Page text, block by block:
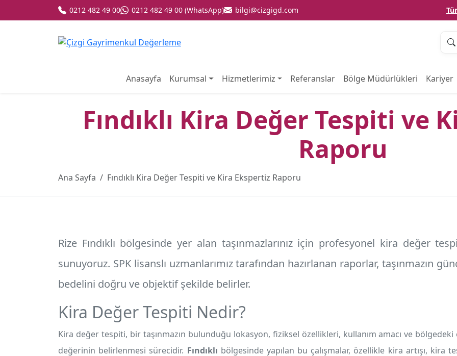
0212 482 49 00 0212 482 49 00 (WhatsApp) bilgi@cizgigd.com
Anasayfa Kurumsal Hizmetlerimiz Referanslar Bölge Müdürlükleri Kariyer
Fındıklı Kira Değer Tespiti ve
Raporu
Ana Sayfa Fındıklı Kira Değer Tespiti ve Kira Ekspertiz Raporu
Rize Fındıklı bölgesinde yer alan taşınmazlarınız için profesyonel kira değer
sunuyoruz. SPK lisanslı uzmanlarımız tarafından hazırlanan raporlar, taşınmazın
bedelini doğru ve objektif şekilde belirler.
Kira Değer Tespiti Nedir?
Kira değer tespiti, bir taşınmazın bulunduğu lokasyon, fiziksel özellikleri, kullanım amacı ve
değerinin belirlenmesi sürecidir. Fındıklı bölgesinde yapılan bu çalışmalar, özellikle kira artışı, kira